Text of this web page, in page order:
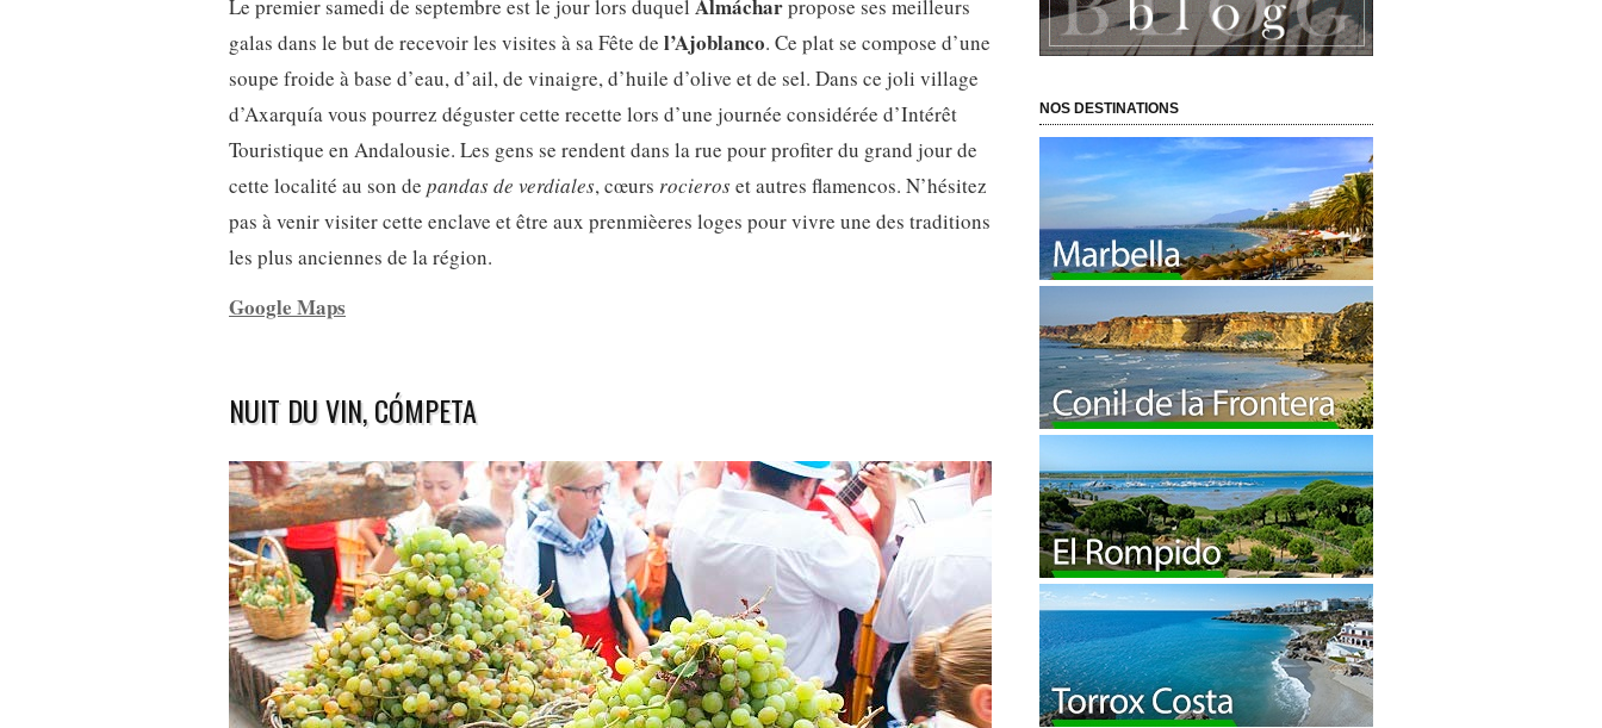
Le premier samedi de septembre est le jour lors duquel Almácharpropose ses meilleurs
galas dans le but de recevoir les visites à sa Fête de l’Ajoblanco. Ce plat se compose d’une
soupe froide à base d’eau, d’ail, de vinaigre, d’huile d’olive et de sel. Dans ce joli village
d’Axarquía vous pourrez déguster cette recette lors d’une journée considérée d’Intérêt
Touristique en Andalousie. Les gens se rendent dans la rue pour profiter du grand jour de
cette localité au son de pandas de verdiales, cœurs rocieroset autres flamencos. N’hésitez
pas à venir visiter cette enclave et être aux prenmièeres loges pour vivre une des traditions
les plus anciennes de la région.
Google Maps
NUIT DU VIN, CÓMPETA
NOS DESTINATIONS